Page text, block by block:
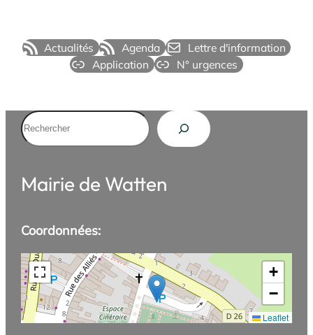
Actualités Agenda
Lettre d'information
Application
N° urgences
Rechercher
Mairie de Watten
Coordonnées:
+
−
Leaflet